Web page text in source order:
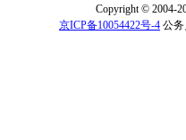
Copyright © 2004-
京ICP备10054422号-4 公